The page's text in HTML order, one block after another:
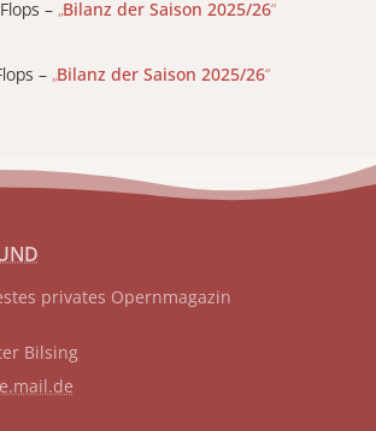
– „Bilanz der Saison 2025/26“
– „Bilanz der Saison 2025/26“
privates Opernmagazin
Bilsing